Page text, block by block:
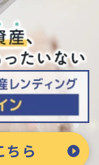
ちら